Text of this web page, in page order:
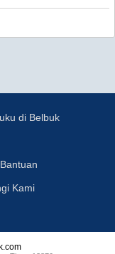
di Belbuk
Kami